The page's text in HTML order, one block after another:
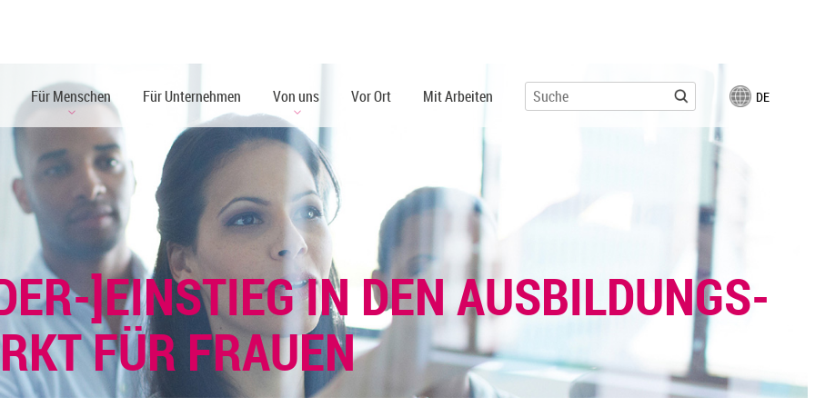
]EINSTIEG IN DEN AUSBILDUNGS-
FÜR FRAUEN
Für Menschen Für Unternehmen Von uns Vor Ort
Mit Arbeiten
DE